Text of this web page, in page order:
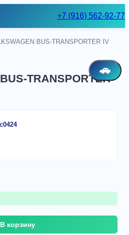
+7 (916) 562-92-77
🚗
BUS-TRANSPORTER IV
TRANSPORTER
В корзину